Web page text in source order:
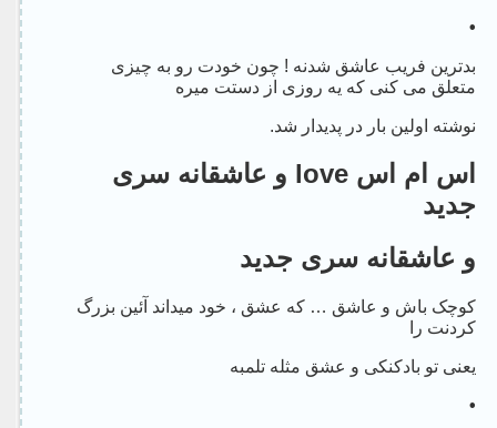
•
بدترین فریب عاشق شدنه ! چون خودت رو به چیزی
متعلق می کنی که یه روزی از دستت میره
نوشته اولین بار در پدیدار شد.
اس ام اس love و عاشقانه سری
جدید
و عاشقانه سری جدید
کوچک باش و عاشق … که عشق ، خود میداند آئین بزرگ
کردنت را
یعنی تو بادکنکی و عشق مثله تلمبه
•